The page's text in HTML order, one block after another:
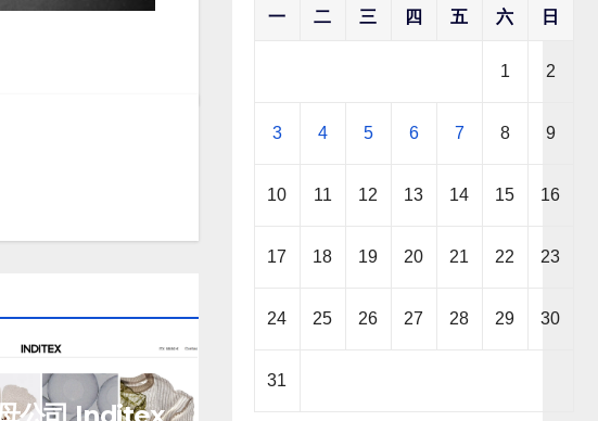
一 二 三 四 五 六 日
1 2
3 4 5 6 7 8 9
10 11 12 13 14 15 16
17 18 19 20 21 22 23
24 25 26 27 28 29 30
31